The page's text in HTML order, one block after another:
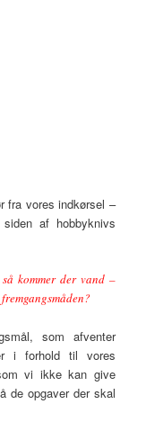
fra vores indkørsel –
af hobbyknivs
kommer der vand –
som afventer
i forhold til vores
vi ikke kan give
de opgaver der skal